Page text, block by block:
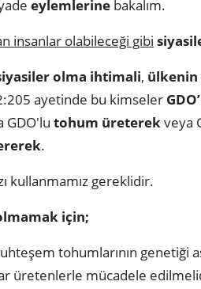
eylemlerine bakalım.
insanlar olabileceği gibi
olma ihtimali, ülkenin
ayetinde bu kimseler
GDO'lu tohum üreterekveya
.
kullanmamız gereklidir.
için;
tohumlarının genetiği
üretenlerle mücadele